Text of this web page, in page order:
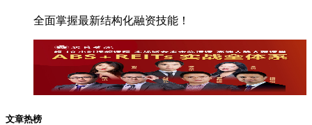
全面掌握最新结构化融资技能！
文章热榜